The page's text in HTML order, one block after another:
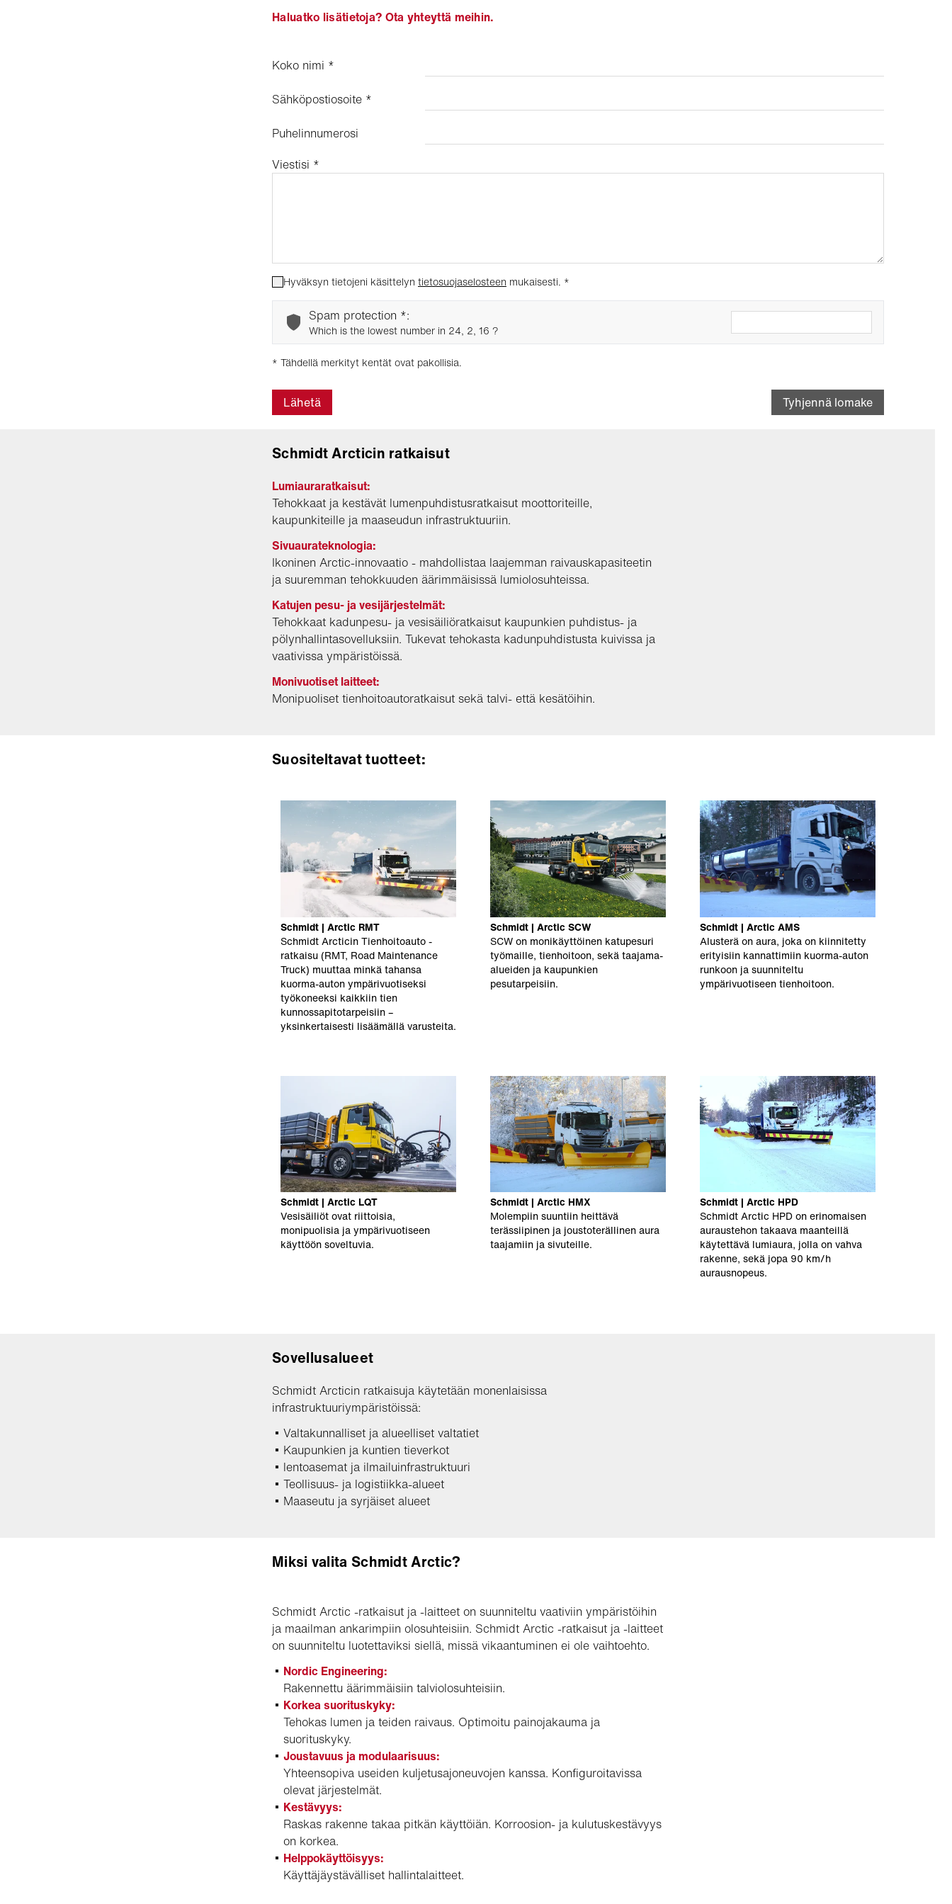
Haluatko lisätietoja? Ota yhteyttä meihin.
Koko nimi *
Sähköpostiosoite *
Puhelinnumerosi
Viestisi *
Hyväksyn tietojeni käsittelyn tietosuojaselosteen mukaisesti. *
Spam protection *:
Which is the lowest number in 24, 2, 16 ?
* Tähdellä merkityt kentät ovat pakollisia.
Lähetä Tyhjennä lomake
Schmidt Arcticin ratkaisut
Lumiauraratkaisut:
Tehokkaat ja kestävät lumenpuhdistusratkaisut moottoriteille,
kaupunkiteille ja maaseudun infrastruktuuriin.
Sivuaurateknologia:
Ikoninen Arctic-innovaatio - mahdollistaa laajemman raivauskapasiteetin
ja suuremman tehokkuuden äärimmäisissä lumiolosuhteissa.
Katujen pesu- ja vesijärjestelmät:
Tehokkaat kadunpesu- ja vesisäiliöratkaisut kaupunkien puhdistus- ja
pölynhallintasovelluksiin. Tukevat tehokasta kadunpuhdistusta kuivissa ja
vaativissa ympäristöissä.
Monivuotiset laitteet:
Monipuoliset tienhoitoautoratkaisut sekä talvi- että kesätöihin.
Suositeltavat tuotteet:
Schmidt | Arctic RMT
Schmidt Arcticin Tienhoitoauto -
ratkaisu (RMT, Road Maintenance
Truck) muuttaa minkä tahansa
kuorma-auton ympärivuotiseksi
työkoneeksi kaikkiin tien
kunnossapitotarpeisiin –
yksinkertaisesti lisäämällä varusteita.
Schmidt | Arctic SCW
SCW on monikäyttöinen katupesuri
työmaille, tienhoitoon, sekä taajama-
alueiden ja kaupunkien
pesutarpeisiin.
Schmidt | Arctic AMS
Alusterä on aura, joka on kiinnitetty
erityisiin kannattimiin kuorma-auton
runkoon ja suunniteltu
ympärivuotiseen tienhoitoon.
Schmidt | Arctic LQT
Vesisäiliöt ovat riittoisia,
monipuolisia ja ympärivuotiseen
käyttöön soveltuvia.
Schmidt | Arctic HMX
Molempiin suuntiin heittävä
terässiipinen ja joustoterällinen aura
taajamiin ja sivuteille.
Schmidt | Arctic HPD
Schmidt Arctic HPD on erinomaisen
auraustehon takaava maanteillä
käytettävä lumiaura, jolla on vahva
rakenne, sekä jopa 90 km/h
aurausnopeus.
Sovellusalueet
Schmidt Arcticin ratkaisuja käytetään monenlaisissa
infrastruktuuriympäristöissä:
Valtakunnalliset ja alueelliset valtatiet
Kaupunkien ja kuntien tieverkot
lentoasemat ja ilmailuinfrastruktuuri
Teollisuus- ja logistiikka-alueet
Maaseutu ja syrjäiset alueet
Miksi valita Schmidt Arctic?
Schmidt Arctic -ratkaisut ja -laitteet on suunniteltu vaativiin ympäristöihin
ja maailman ankarimpiin olosuhteisiin. Schmidt Arctic -ratkaisut ja -laitteet
on suunniteltu luotettaviksi siellä, missä vikaantuminen ei ole vaihtoehto.
Nordic Engineering:
Rakennettu äärimmäisiin talviolosuhteisiin.
Korkea suorituskyky:
Tehokas lumen ja teiden raivaus. Optimoitu painojakauma ja
suorituskyky.
Joustavuus ja modulaarisuus:
Yhteensopiva useiden kuljetusajoneuvojen kanssa. Konfiguroitavissa
olevat järjestelmät.
Kestävyys:
Raskas rakenne takaa pitkän käyttöiän. Korroosion- ja kulutuskestävyys
on korkea.
Helppokäyttöisyys:
Käyttäjäystävälliset hallintalaitteet.